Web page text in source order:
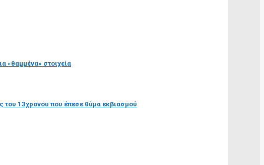
«θαμμένα» στοιχεία
του 13χρονου που έπεσε θύμα εκβιασμού